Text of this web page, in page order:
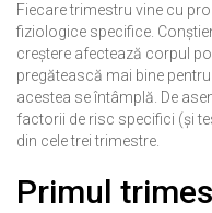
Fiecare trimestru vine cu
fiziologice specifice.
creștere afectează corpul
pregătească mai bine
acestea se întâmplă. De
factorii de risc specifici (și
din cele trei trimestre.
Primul